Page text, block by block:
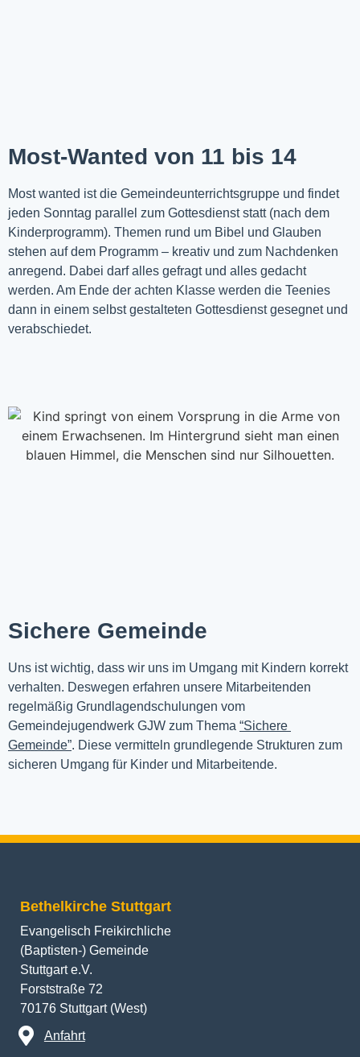
Most-Wanted von 11 bis 14
Most wanted ist die Gemeindeunterrichtsgruppe und findet
jeden Sonntag parallel zum Gottesdienst statt (nach dem
Kinderprogramm). Themen rund um Bibel und Glauben
stehen auf dem Programm – kreativ und zum Nachdenken
anregend. Dabei darf alles gefragt und alles gedacht
werden. Am Ende der achten Klasse werden die Teenies
dann in einem selbst gestalteten Gottesdienst gesegnet und
verabschiedet.
Sichere Gemeinde
Uns ist wichtig, dass wir uns im Umgang mit Kindern korrekt
verhalten. Deswegen erfahren unsere Mitarbeitenden
regelmäßig Grundlagendschulungen vom
Gemeindejugendwerk GJW zum Thema “Sichere
Gemeinde”. Diese vermitteln grundlegende Strukturen zum
sicheren Umgang für Kinder und Mitarbeitende.
Bethelkirche Stuttgart
Evangelisch Freikirchliche
(Baptisten-) Gemeinde
Stuttgart e.V.
Forststraße 72
70176 Stuttgart (West)
Anfahrt